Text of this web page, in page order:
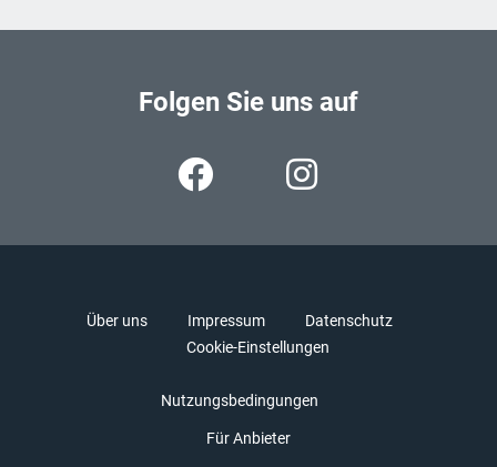
Folgen Sie uns auf
Über uns Impressum
Datenschutz
Cookie-Einstellungen
Nutzungsbedingungen
Für Anbieter